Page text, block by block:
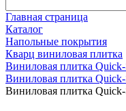
Главная страница
Каталог
Напольные покрытия
Кварц виниловая плитка
Виниловая плитка Quick-
Виниловая плитка
Виниловая плитка